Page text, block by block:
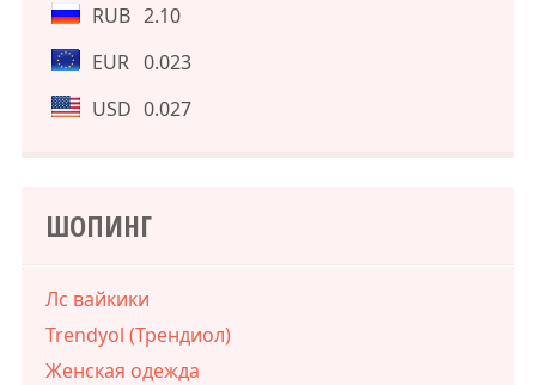
RUB 2.10
EUR 0.023
USD 0.027
ШОПИНГ
Лс вайкики
Trendyol (Трендиол)
Женская одежда